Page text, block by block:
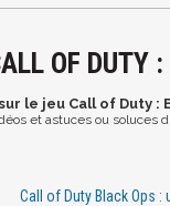
OF DUTY
le jeu Call of Duty :
et astuces ou soluces
Call of Duty Black Ops